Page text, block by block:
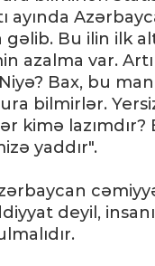
ayında
Bu ilin ilk
azalma var.
Bax, bu
bilmirlər.
kimə lazımdır?
yaddır".
deyil,